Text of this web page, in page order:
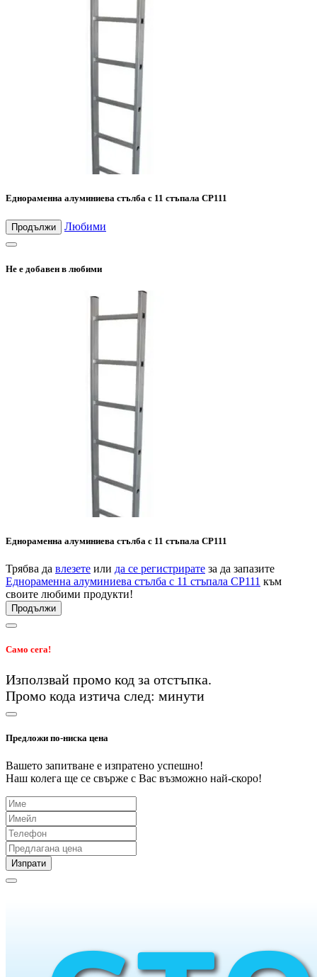
Еднораменна алуминиева стълба с 11 стъпала CP111
Продължи Любими
Не е добавен в любими
Еднораменна алуминиева стълба с 11 стъпала CP111
Трябва да влезете или да се регистрирате за да запазите
Еднораменна алуминиева стълба с 11 стъпала CP111 към
своите любими продукти!
Продължи
Само сега!
Използвай промо код за отстъпка.
Промо кода изтича след: минути
Предложи по-ниска цена
Вашето запитване е изпратено успешно!
Наш колега ще се свърже с Вас възможно най-скоро!
Изпрати